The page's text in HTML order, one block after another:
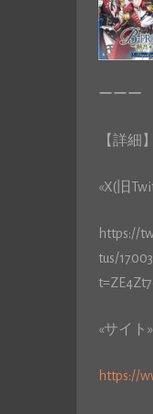
ーーー
【詳細】
«X(旧
https://
tus/
«サイト»
https://